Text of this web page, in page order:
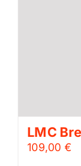
LMC
109,00 €